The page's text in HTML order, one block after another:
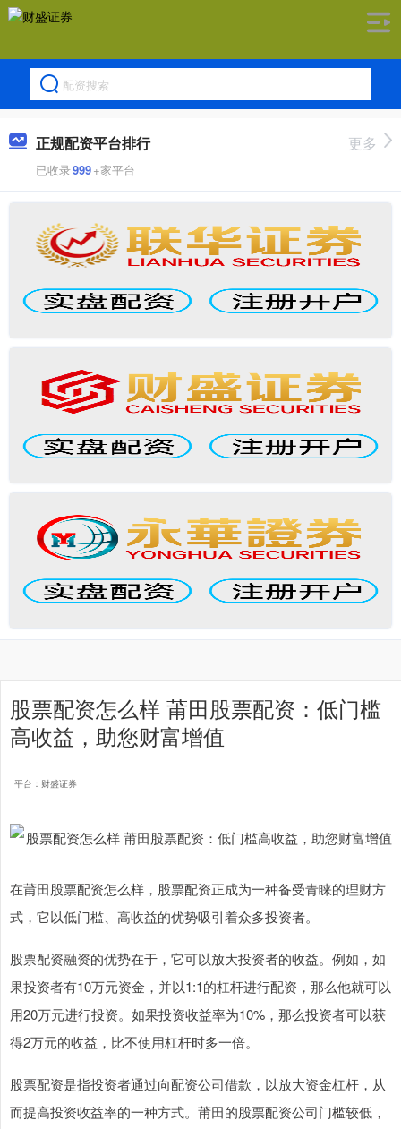
正规配资平台排行
已收录999+家平台
更多
股票配资怎么样 莆田股票配资：低门槛
高收益，助您财富增值
平台：财盛证券
在莆田股票配资怎么样，股票配资正成为一种备受青睐的理财方
式，它以低门槛、高收益的优势吸引着众多投资者。
股票配资融资的优势在于，它可以放大投资者的收益。例如，如
果投资者有10万元资金，并以1:1的杠杆进行配资，那么他就可以
用20万元进行投资。如果投资收益率为10%，那么投资者可以获
得2万元的收益，比不使用杠杆时多一倍。
股票配资是指投资者通过向配资公司借款，以放大资金杠杆，从
而提高投资收益率的一种方式。莆田的股票配资公司门槛较低，